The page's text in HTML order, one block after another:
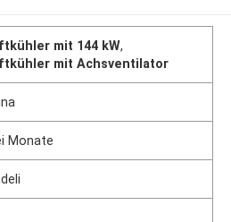
mit 144 kW,
mit Achsventilator
Monate